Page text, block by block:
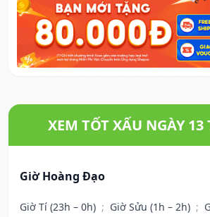
XEM TỐT XẤU NGÀY 13
Giờ Hoàng Đạo
Giờ Tí (23h – 0h) ; Giờ Sửu (1h – 2h) ;